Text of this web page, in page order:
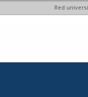
Red